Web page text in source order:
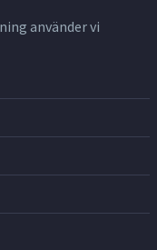
använder vi